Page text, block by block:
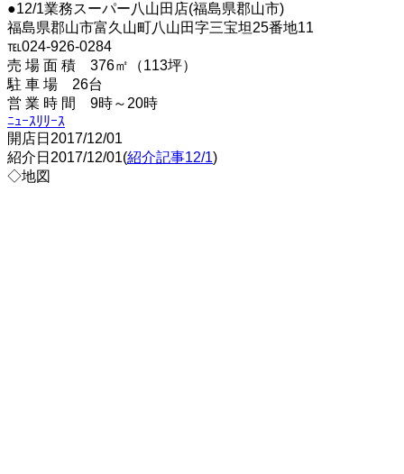
●12/1業務スーパー八山田店(福島県郡山市)
福島県郡山市富久山町八山田字三宝坦25番地11
℡024-926-0284
売 場 面 積 376㎡（113坪）
駐 車 場 26台
営 業 時 間 9時～20時
ﾆｭｰｽﾘﾘｰｽ
開店日2017/12/01
紹介日2017/12/01(紹介記事12/1)
◇地図